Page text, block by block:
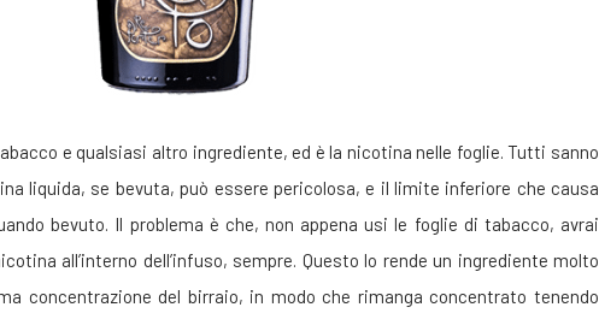
e qualsiasi altro ingrediente, ed è la nicotina nelle foglie. Tutti sanno
liquida, se bevuta, può essere pericolosa, e il limite inferiore che causa
bevuto. Il problema è che, non appena usi le foglie di tabacco, avrai
all’interno dell’infuso, sempre. Questo lo rende un ingrediente molto
concentrazione del birraio, in modo che rimanga concentrato tenendo